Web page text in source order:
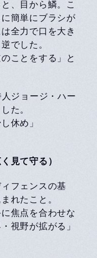
、目から鱗。こ
簡単にブラシが
全力で口を大き
でした。
ことをする」と
ジョージ・ハー
た。
休め」
見て守る）
フェンスの基
れたこと。
焦点を合わせな
視野が拡がる」